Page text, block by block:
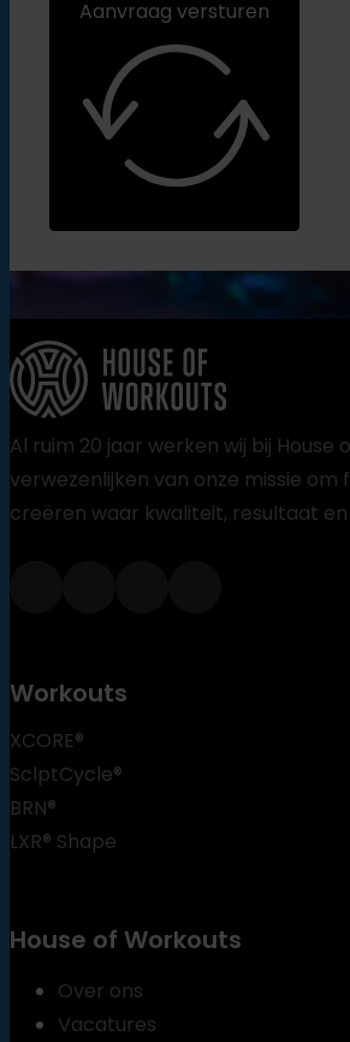
Aanvraag versturen
Al ruim 20 jaar werken wij bij House
verwezenlijken van onze missie
creëren waar kwaliteit, resultaat
Workouts
XCORE®
SclptCycle®
BRN®
LXR® Shape
House of Workouts
Over ons
Vacatures